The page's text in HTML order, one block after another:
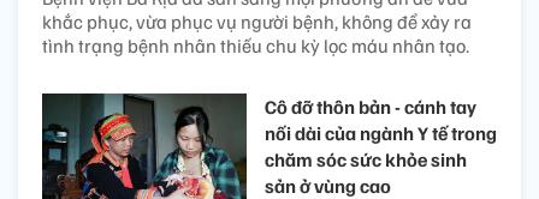
khắc phục, vừa phục vụ người bệnh, không để xảy ra
tình trạng bệnh nhân thiếu chu kỳ lọc máu nhân tạo.
Cô đỡ thôn bản - cánh tay
nối dài của ngành Y tế trong
chăm sóc sức khỏe sinh
sản ở vùng cao